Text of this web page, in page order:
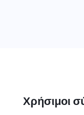
Χρήσιμοι